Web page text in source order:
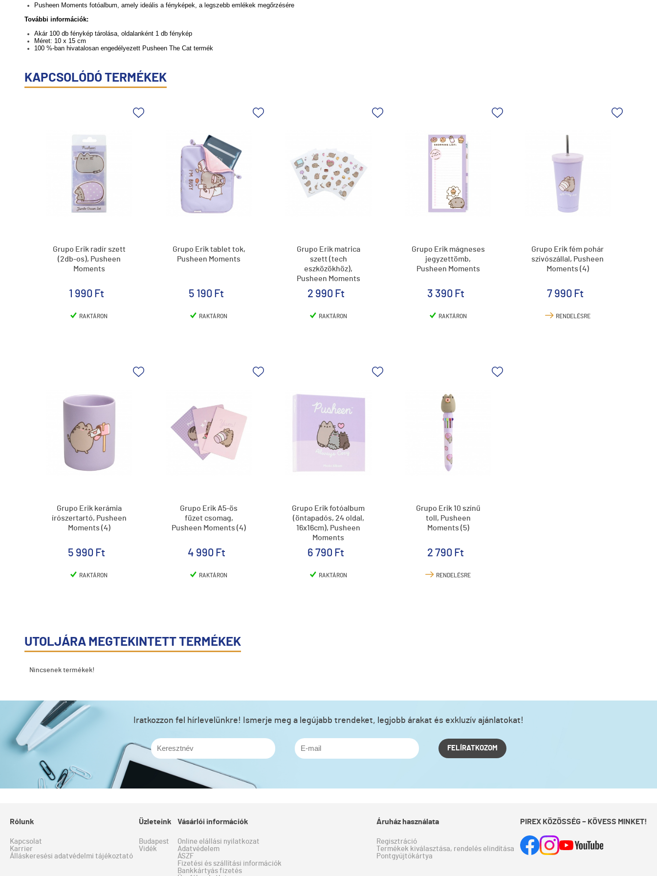
Pusheen Moments fotóalbum, amely ideális a fényképek, a legszebb emlékek megőrzésére
További információk:
Akár 100 db fénykép tárolása, oldalanként 1 db fénykép
Méret: 10 x 15 cm
100 %-ban hivatalosan engedélyezett Pusheen The Cat termék
KAPCSOLÓDÓ TERMÉKEK
Grupo Erik radír szett
(2db-os), Pusheen
Moments
1 990 Ft
RAKTÁRON
Grupo Erik tablet tok,
Pusheen Moments
5 190 Ft
RAKTÁRON
Grupo Erik matrica
szett (tech
eszközökhöz),
Pusheen Moments
2 990 Ft
RAKTÁRON
Grupo Erik mágneses
jegyzettömb,
Pusheen Moments
3 390 Ft
RAKTÁRON
Grupo Erik fém pohár
szívószállal, Pusheen
Moments (4)
7 990 Ft
RENDELÉSRE
Grupo Erik kerámia
írószertartó, Pusheen
Moments (4)
5 990 Ft
RAKTÁRON
Grupo Erik A5-ös
füzet csomag,
Pusheen Moments (4)
4 990 Ft
RAKTÁRON
Grupo Erik fotóalbum
(öntapadós, 24 oldal,
16x16cm), Pusheen
Moments
6 790 Ft
RAKTÁRON
Grupo Erik 10 színű
toll, Pusheen
Moments (5)
2 790 Ft
RENDELÉSRE
UTOLJÁRA MEGTEKINTETT TERMÉKEK
Nincsenek termékek!
Iratkozzon fel hírlevelünkre! Ismerje meg a legújabb trendeket, legjobb árakat és exkluzív ajánlatokat!
FELÍRATKOZOM
Rólunk
Kapcsolat
Karrier
Álláskeresési adatvédelmi tájékoztató
Üzleteink
Budapest
Vidék
Vásárlói információk
Online elállási nyilatkozat
Adatvédelem
ÁSZF
Fizetési és szállítási információk
Bankkártyás fizetés
Áruház használata
Regisztráció
Termékek kiválasztása, rendelés elindítása
Pontgyűjtőkártya
PIREX KÖZÖSSÉG – KÖVESS MINKET!